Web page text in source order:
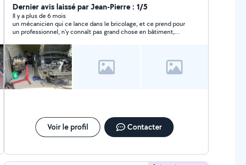
Dernier avis laissé par Jean-Pierre : 1/5
Il y a plus de 6 mois
un mécanicien qui ce lance dans le bricolage, et ce prend pour
un professionnel, n'y connaît pas grand chose en bâtiment,
Voir le profil Contacter